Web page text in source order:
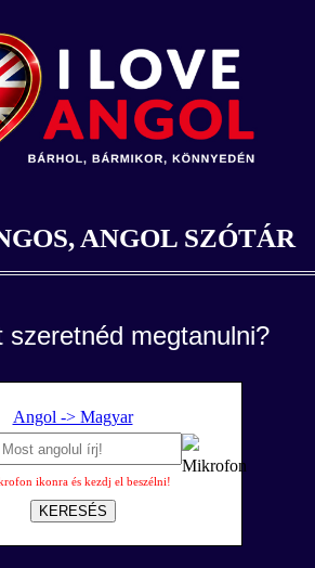
ANGOL SZÓTÁR
szeretnéd megtanulni?
Angol -> Magyar
ikonra és kezdj el beszélni!
KERESÉS